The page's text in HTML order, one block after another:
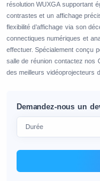
résolution WUXGA supportant
contrastes et un affichage
flexibilité d’affichage via son
connectiques numériques et
effectuer. Spécialement conçu
salle de réunion contactez nos
des meilleurs vidéoprojecteurs
Demandez-nous un